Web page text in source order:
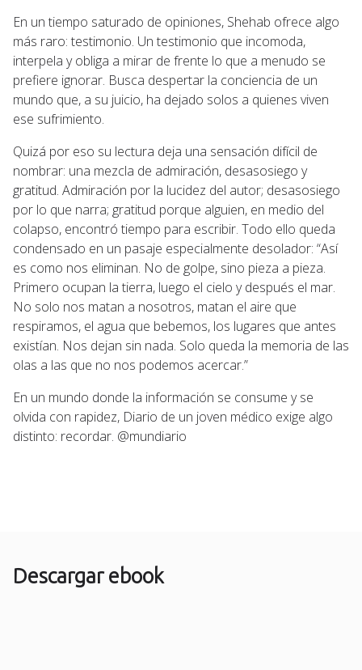
En un tiempo saturado de opiniones, Shehab ofrece algo
más raro: testimonio. Un testimonio que incomoda,
interpela y obliga a mirar de frente lo que a menudo se
prefiere ignorar. Busca despertar la conciencia de un
mundo que, a su juicio, ha dejado solos a quienes viven
ese sufrimiento.
Quizá por eso su lectura deja una sensación difícil de
nombrar: una mezcla de admiración, desasosiego y
gratitud. Admiración por la lucidez del autor; desasosiego
por lo que narra; gratitud porque alguien, en medio del
colapso, encontró tiempo para escribir. Todo ello queda
condensado en un pasaje especialmente desolador: “Así
es como nos eliminan. No de golpe, sino pieza a pieza.
Primero ocupan la tierra, luego el cielo y después el mar.
No solo nos matan a nosotros, matan el aire que
respiramos, el agua que bebemos, los lugares que antes
existían. Nos dejan sin nada. Solo queda la memoria de las
olas a las que no nos podemos acercar.”
En un mundo donde la información se consume y se
olvida con rapidez, Diario de un joven médico exige algo
distinto: recordar. @mundiario
Descargar ebook